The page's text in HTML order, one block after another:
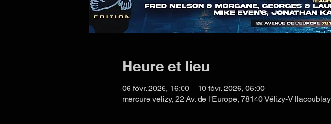
Heure et lieu
06 févr. 2026, 16:00 – 10 févr. 2026, 05:00
mercure velizy, 22 Av. de l'Europe, 78140 Vélizy-Villacoublay